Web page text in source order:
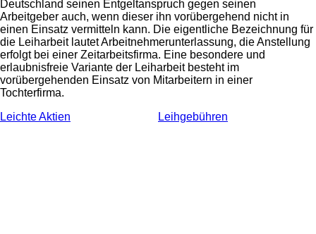
Deutschland seinen Entgeltanspruch gegen seinen
Arbeitgeber auch, wenn dieser ihn vorübergehend nicht in
einen Einsatz vermitteln kann. Die eigentliche Bezeichnung für
die Leiharbeit lautet Arbeitnehmerunterlassung, die Anstellung
erfolgt bei einer Zeitarbeitsfirma. Eine besondere und
erlaubnisfreie Variante der Leiharbeit besteht im
vorübergehenden Einsatz von Mitarbeitern in einer
Tochterfirma.
Leichte Aktien
Leihgebühren